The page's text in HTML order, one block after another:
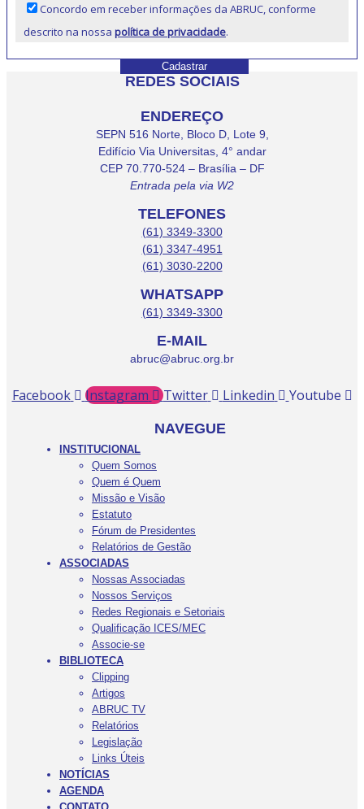
Concordo em receber informações da ABRUC, conforme
descrito na nossa política de privacidade.
REDES SOCIAIS
ENDEREÇO
SEPN 516 Norte, Bloco D, Lote 9,
Edifício Via Universitas, 4° andar
CEP 70.770-524 – Brasília – DF
Entrada pela via W2
TELEFONES
(61) 3349-3300
(61) 3347-4951
(61) 3030-2200
WHATSAPP
(61) 3349-3300
E-MAIL
abruc@abruc.org.br
Facebook Instagram Twitter Linkedin Youtube
NAVEGUE
INSTITUCIONAL
Quem Somos
Quem é Quem
Missão e Visão
Estatuto
Fórum de Presidentes
Relatórios de Gestão
ASSOCIADAS
Nossas Associadas
Nossos Serviços
Redes Regionais e Setoriais
Qualificação ICES/MEC
Associe-se
BIBLIOTECA
Clipping
Artigos
ABRUC TV
Relatórios
Legislação
Links Úteis
NOTÍCIAS
AGENDA